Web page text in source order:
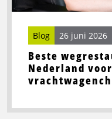
Beste
Nederland voor
Blog 26 juni 2026